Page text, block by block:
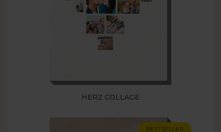
HERZ COLLAGE
BESTSELLER